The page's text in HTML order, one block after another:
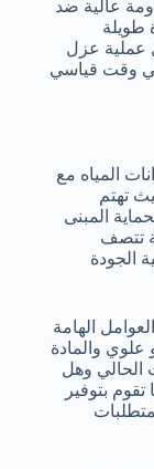
عالية ضد
طويلة
عملية عزل
في وقت قياسي
المياه مع
تهتم
المبنى
تتصف
الجودة
الهامة
والمادة
الحالي وهل
بتوفير